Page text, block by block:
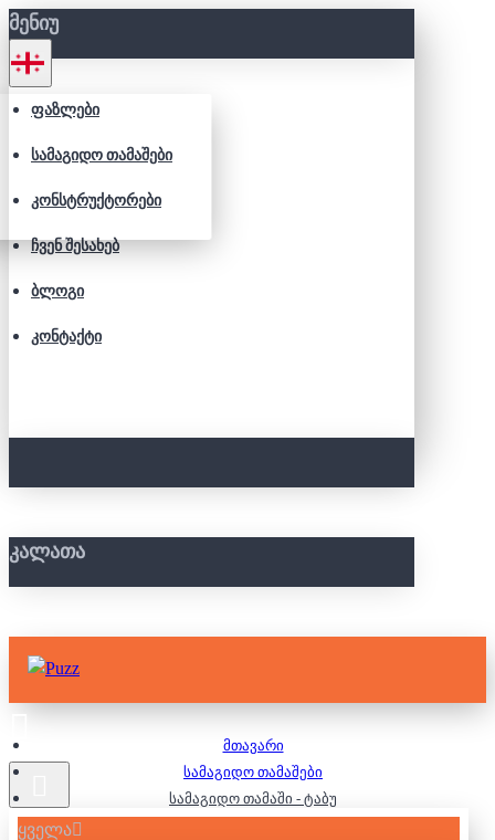
ᲛᲔᲜᲘᲣ
ᲤᲐᲖᲚᲔᲑᲘ
ᲡᲐᲛᲐᲒᲘᲓᲝ ᲗᲐᲛᲐᲨᲔᲑᲘ
ᲙᲝᲜᲡᲢᲠᲣᲥᲢᲝᲠᲔᲑᲘ
ᲩᲕᲔᲜ ᲨᲔᲡᲐᲮᲔᲑ
ᲑᲚᲝᲒᲘ
ᲙᲝᲜᲢᲐᲥᲢᲘ
ᲙᲐᲚᲐᲗᲐ
ყველა
მთავარი
სამაგიდო თამაშები
სამაგიდო თამაში - ტაბუ